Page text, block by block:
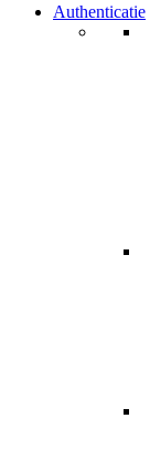
Authenticatie